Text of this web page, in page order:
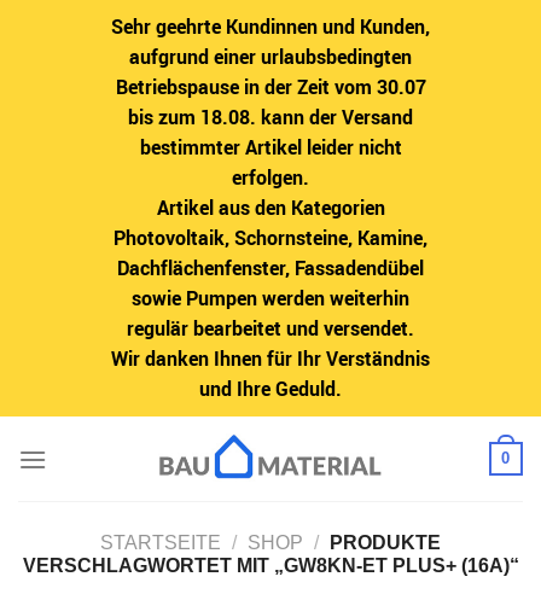
Sehr geehrte Kundinnen und Kunden,
aufgrund einer urlaubsbedingten
Betriebspause in der Zeit vom 30.07
bis zum 18.08. kann der Versand
bestimmter Artikel leider nicht
erfolgen.
Artikel aus den Kategorien
Photovoltaik, Schornsteine, Kamine,
Dachflächenfenster, Fassadendübel
sowie Pumpen werden weiterhin
regulär bearbeitet und versendet.
Wir danken Ihnen für Ihr Verständnis
und Ihre Geduld.
Inhalt
0
STARTSEITE / SHOP /
PRODUKTE
VERSCHLAGWORTET MIT „GW8KN-ET PLUS+ (16A)“